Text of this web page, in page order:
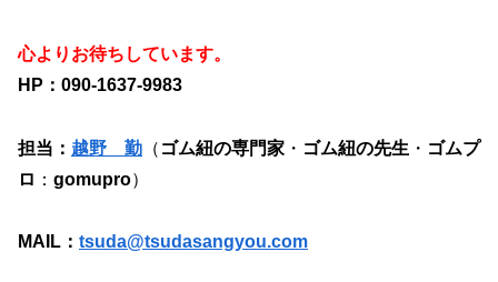
心よりお待ちしています。
HP：090-1637-9983
担当： 越野 勤 （ ゴム紐の専門家 ・ ゴム紐の先生 ・ ゴムプ
ロ ： gomupro）
MAIL： tsuda@tsudasangyou.com